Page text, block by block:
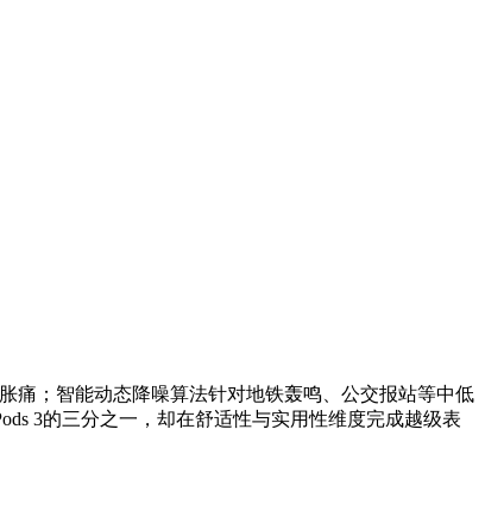
痛；智能动态降噪算法针对地铁轰鸣、公交报站等中低
3的三分之一，却在舒适性与实用性维度完成越级表